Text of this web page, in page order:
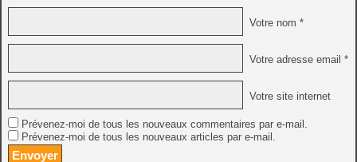
Votre nom *
Votre adresse email *
Votre site internet
Prévenez-moi de tous les nouveaux commentaires par e-mail.
Prévenez-moi de tous les nouveaux articles par e-mail.